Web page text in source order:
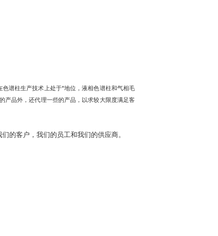
谱柱生产技术上处于*地位，液相色谱柱和气相毛
产品外，还代理一些的产品，以求较大限度满足客
的客户，我们的员工和我们的供应商。